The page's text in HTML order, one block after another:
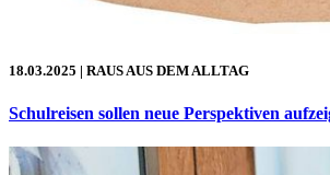
18.03.2025 | RAUS AUS DEM ALLTAG
Schulreisen sollen neue Perspektiven